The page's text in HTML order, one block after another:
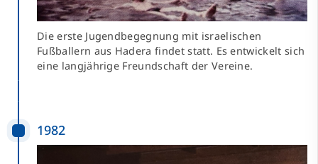
Die erste Jugendbegegnung mit israelischen
Fußballern aus Hadera findet statt. Es entwickelt sich
eine langjährige Freundschaft der Vereine.
1982